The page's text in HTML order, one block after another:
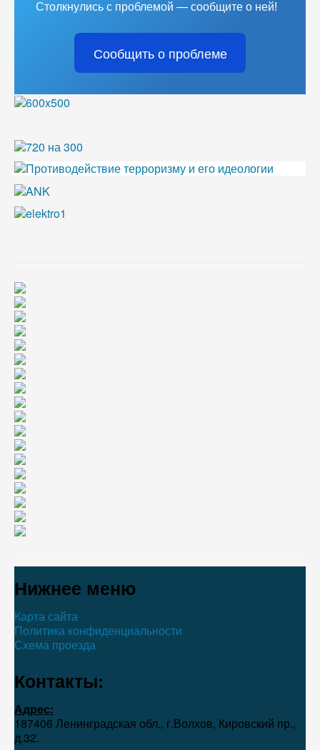
Столкнулись с проблемой — сообщите о ней!
Сообщить о проблеме
Нижнее меню
Карта сайта
Политика конфиденциальности
Схема проезда
Контакты:
Адрес:
187406 Ленинградская обл., г.Волхов, Кировский пр.,
д.32.